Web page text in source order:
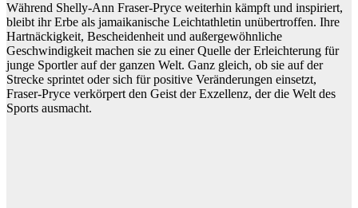
Während Shelly-Ann Fraser-Pryce weiterhin kämpft und inspiriert,
bleibt ihr Erbe als jamaikanische Leichtathletin unübertroffen. Ihre
Hartnäckigkeit, Bescheidenheit und außergewöhnliche
Geschwindigkeit machen sie zu einer Quelle der Erleichterung für
junge Sportler auf der ganzen Welt. Ganz gleich, ob sie auf der
Strecke sprintet oder sich für positive Veränderungen einsetzt,
Fraser-Pryce verkörpert den Geist der Exzellenz, der die Welt des
Sports ausmacht.